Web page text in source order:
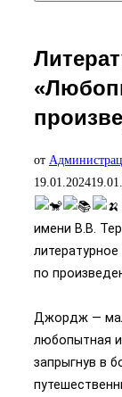
от
19.01.2024
имени В.В.
по
Джордж —
любопытная
запрыгнув в